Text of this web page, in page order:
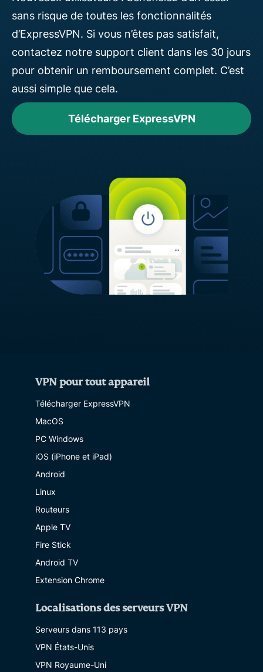
sans risque de toutes les fonctionnalités
d’ExpressVPN. Si vous n’êtes pas satisfait,
contactez notre support client dans les 30 jours
pour obtenir un remboursement complet. C’est
aussi simple que cela.
Télécharger ExpressVPN
VPN pour tout appareil
Télécharger ExpressVPN
MacOS
PC Windows
iOS (iPhone et iPad)
Android
Linux
Routeurs
Apple TV
Fire Stick
Android TV
Extension Chrome
Localisations des serveurs VPN
Serveurs dans 113 pays
VPN États-Unis
VPN Royaume-Uni